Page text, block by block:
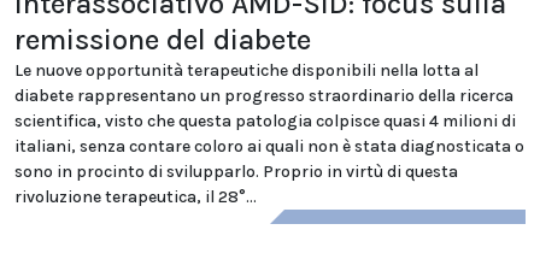
remissione del diabete
Le nuove opportunità terapeutiche disponibili nella lotta al
diabete rappresentano un progresso straordinario della ricerca
scientifica, visto che questa patologia colpisce quasi 4 milioni di
italiani, senza contare coloro ai quali non è stata diagnosticata o
sono in procinto di svilupparlo. Proprio in virtù di questa
rivoluzione terapeutica, il 28°...